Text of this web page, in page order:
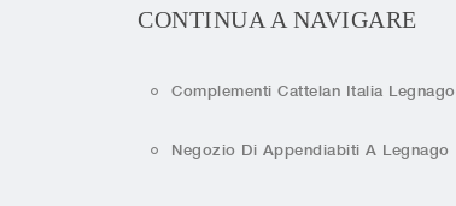
CONTINUA A NAVIGARE
Complementi Cattelan Italia Legnago
Negozio Di Appendiabiti A Legnago